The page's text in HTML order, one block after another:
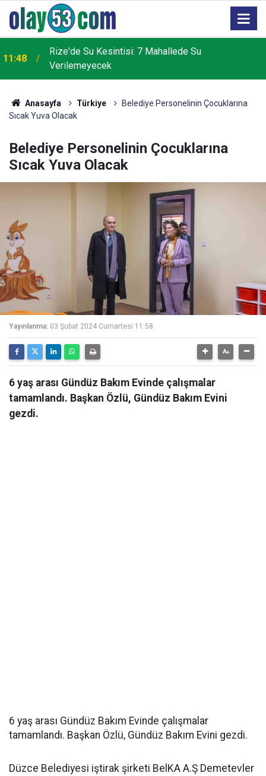
11:48
Rize'de Su Kesintisi: 7 Mahallede Su
Verilemeyecek
Anasayfa Türkiye
Belediye Personelinin Çocuklarına
Sıcak Yuva Olacak
Belediye Personelinin Çocuklarına
Sıcak Yuva Olacak
Yayınlanma: 03 Şubat 2024 Cumartesi 11:58
6 yaş arası Gündüz Bakım Evinde çalışmalar
tamamlandı. Başkan Özlü, Gündüz Bakım Evini
gezdi.
6 yaş arası Gündüz Bakım Evinde çalışmalar
tamamlandı. Başkan Özlü, Gündüz Bakım Evini gezdi.
Düzce Belediyesi iştirak şirketi BelKA A.Ş Demetevler